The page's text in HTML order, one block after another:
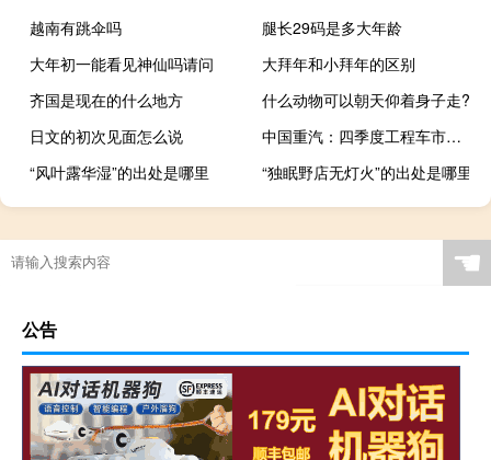
越南有跳伞吗
腿长29码是多大年龄
大年初一能看见神仙吗请问
大拜年和小拜年的区别
齐国是现在的什么地方
什么动物可以朝天仰着身子走?
日文的初次见面怎么说
中国重汽：四季度工程车市场将会有所好转
“风叶露华湿”的出处是哪里
“独眠野店无灯火”的出处是哪里
☚
公告